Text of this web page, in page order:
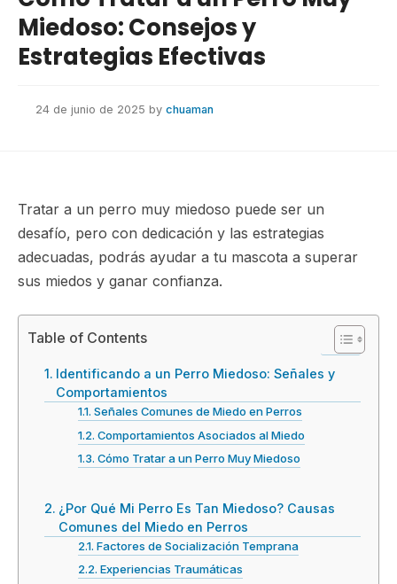
Miedoso: Consejos y
Estrategias Efectivas
24 de junio de 2025 by chuaman
Tratar a un perro muy miedoso puede ser un
desafío, pero con dedicación y las estrategias
adecuadas, podrás ayudar a tu mascota a superar
sus miedos y ganar confianza.
Table of Contents
Identificando a un Perro Miedoso: Señales y
Comportamientos
Señales Comunes de Miedo en Perros
Comportamientos Asociados al Miedo
Cómo Tratar a un Perro Muy Miedoso
¿Por Qué Mi Perro Es Tan Miedoso? Causas
Comunes del Miedo en Perros
Factores de Socialización Temprana
Experiencias Traumáticas